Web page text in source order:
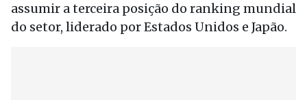
assumir a terceira posição do ranking mundial
do setor, liderado por Estados Unidos e Japão.